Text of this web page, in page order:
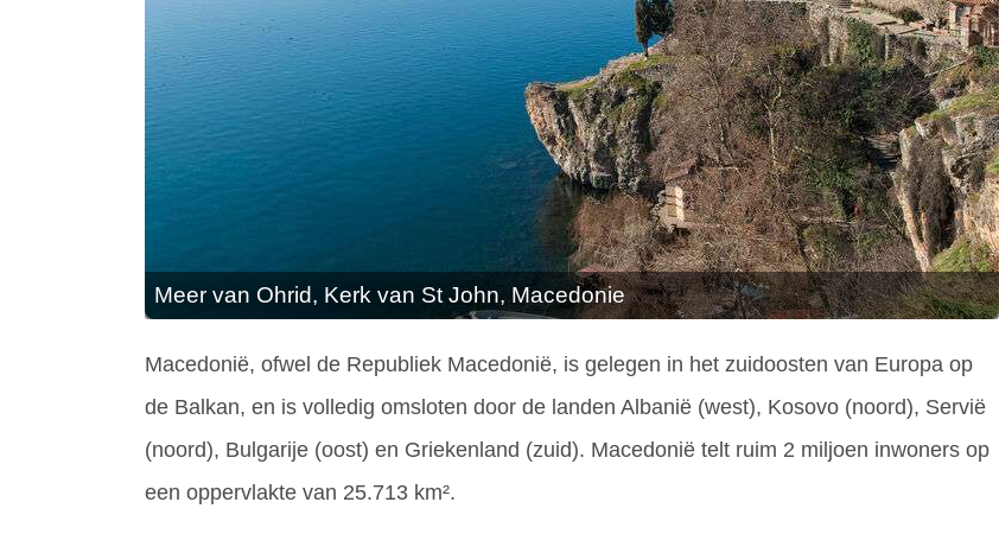
Meer van Ohrid, Kerk van St John, Macedonie
Macedonië, ofwel de Republiek Macedonië, is gelegen in het zuidoosten van Europa op
de Balkan, en is volledig omsloten door de landen Albanië (west), Kosovo (noord), Servië
(noord), Bulgarije (oost) en Griekenland (zuid). Macedonië telt ruim 2 miljoen inwoners op
een oppervlakte van 25.713 km².